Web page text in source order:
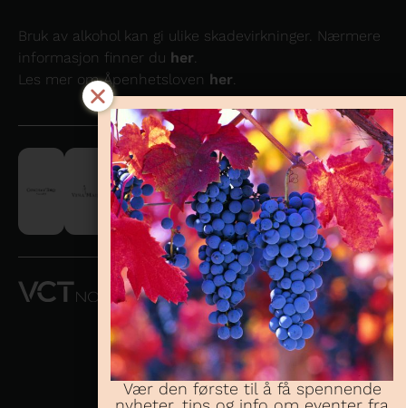
Bruk av alkohol kan gi ulike skadevirkninger. Nærmere
informasjon finner du her
Les mer om Åpenhetsloven her
VCT NORWAY
AS OG
CONCHA Y
TORO
NORWAY AS
Vær den første til å få spennende